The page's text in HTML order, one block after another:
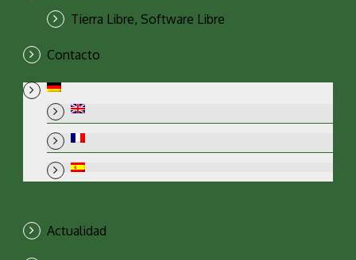
Tierra Libre, Software Libre
Contacto
Actualidad